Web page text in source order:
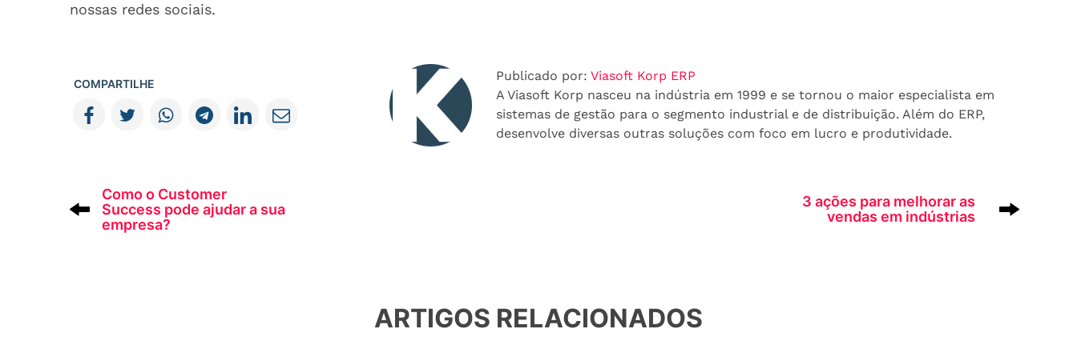
nossas redes sociais.
COMPARTILHE
Publicado por: Viasoft Korp ERP
A Viasoft Korp nasceu na indústria em 1999 e se tornou o maior especialista em
sistemas de gestão para o segmento industrial e de distribuição. Além do ERP,
desenvolve diversas outras soluções com foco em lucro e produtividade.
Como o Customer
Success pode ajudar a sua
empresa?
3 ações para melhorar as
vendas em indústrias
ARTIGOS RELACIONADOS